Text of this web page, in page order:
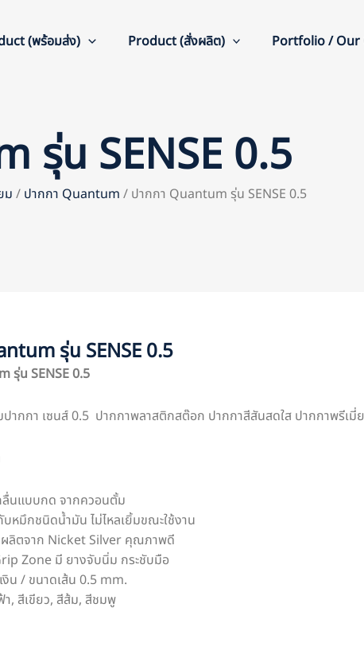
(พร้อมส่ง) Product (สั่งผลิต) Portfolio / Our
รุ่น SENSE 0.5
ม / ปากกา Quantum / ปากกา Quantum รุ่น SENSE 0.5
รุ่น SENSE 0.5
รุ่น SENSE 0.5
ากกา เซนส์ 0.5 ปากกาพลาสติกสต๊อก ปากกาสีสันสดใส ปากกาพรีเมี่
นแบบกด จากควอนตั้ม
หมึกชนิดน้ำมัน ไม่ไหลเยิ้มขณะใช้งาน
ผลิตจาก Nicket Silver คุณภาพดี
Zone มี ยางจับนิ่ม กระชับมือ
งิน / ขนาดเส้น 0.5 mm.
า, สีเขียว, สีส้ม, สีชมพู